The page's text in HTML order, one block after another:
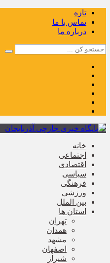
تازه
تماس با ما
درباره ما
خانه
اجتماعی
اقتصادی
سیاسی
فرهنگی
ورزشی
بین الملل
استان ها
تهران
همدان
مشهد
اصفهان
شیراز